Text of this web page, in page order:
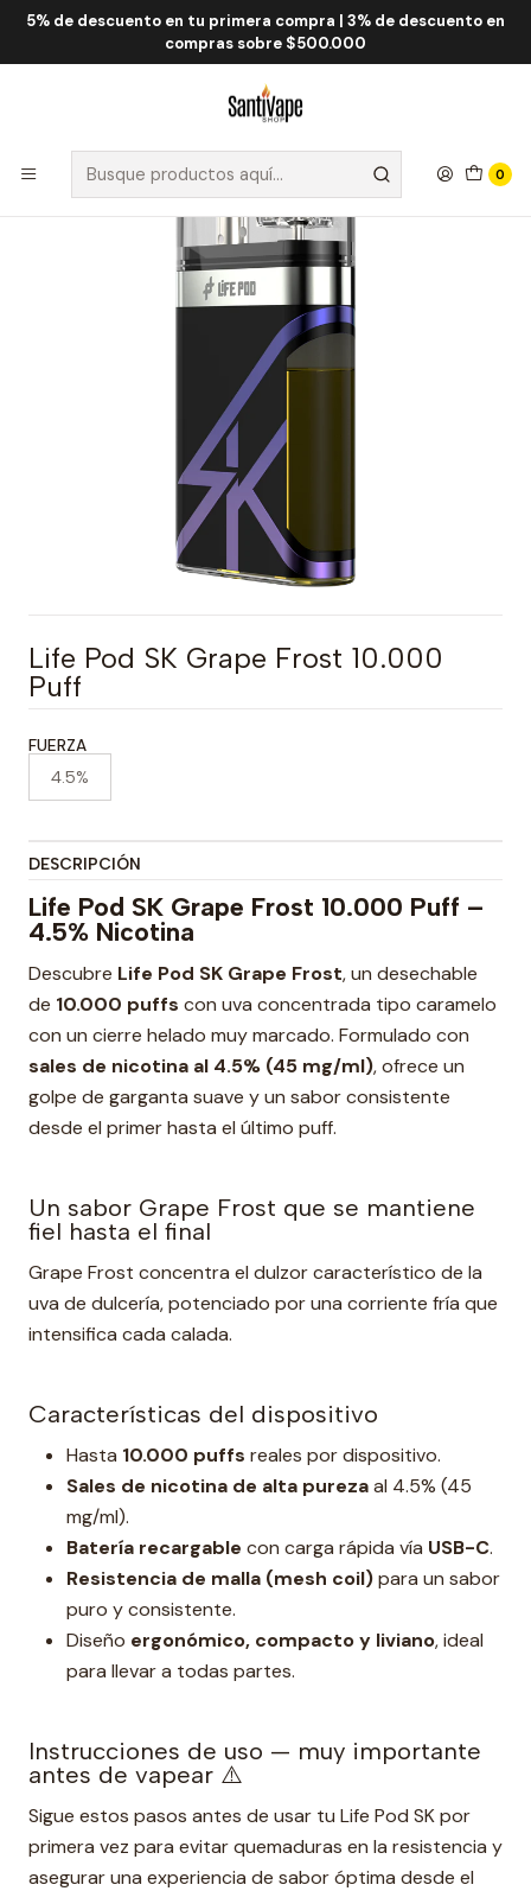
5% de descuento en tu primera compra | 3% de descuento en
compras sobre $500.000
0
Inicio Life Pod Life Pod SK 10.000 Puff
Life Pod SK Grape Frost 10.000 Puff
Life Pod SK Grape Frost 10.000
Puff
FUERZA
4.5%
DESCRIPCIÓN
Life Pod SK Grape Frost 10.000 Puff –
4.5% Nicotina
Descubre Life Pod SK Grape Frost, un desechable
de 10.000 puffs con uva concentrada tipo caramelo
con un cierre helado muy marcado. Formulado con
sales de nicotina al 4.5% (45 mg/ml), ofrece un
golpe de garganta suave y un sabor consistente
desde el primer hasta el último puff.
Un sabor Grape Frost que se mantiene
fiel hasta el final
Grape Frost concentra el dulzor característico de la
uva de dulcería, potenciado por una corriente fría que
intensifica cada calada.
Características del dispositivo
Hasta 10.000 puffs reales por dispositivo.
Sales de nicotina de alta purezaal 4.5% (45
mg/ml).
Batería recargable con carga rápida vía USB-C.
Resistencia de malla (mesh coil)para un sabor
puro y consistente.
Diseño ergonómico, compacto y liviano, ideal
para llevar a todas partes.
Instrucciones de uso — muy importante
antes de vapear ⚠️
Sigue estos pasos antes de usar tu Life Pod SK por
primera vez para evitar quemaduras en la resistencia y
asegurar una experiencia de sabor óptima desde el